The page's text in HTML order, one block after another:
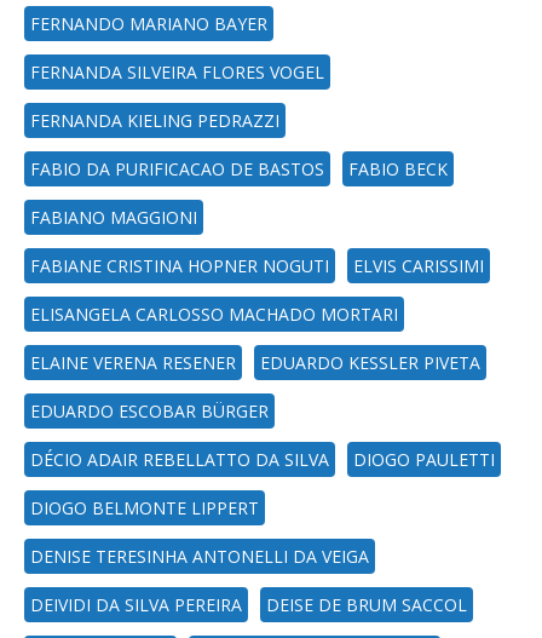
FERNANDO MARIANO BAYER
FERNANDA SILVEIRA FLORES VOGEL
FERNANDA KIELING PEDRAZZI
FABIO DA PURIFICACAO DE BASTOS FABIO BECK
FABIANO MAGGIONI
FABIANE CRISTINA HOPNER NOGUTI ELVIS CARISSIMI
ELISANGELA CARLOSSO MACHADO MORTARI
ELAINE VERENA RESENER EDUARDO KESSLER PIVETA
EDUARDO ESCOBAR BÜRGER
DÉCIO ADAIR REBELLATTO DA SILVA DIOGO PAULETTI
DIOGO BELMONTE LIPPERT
DENISE TERESINHA ANTONELLI DA VEIGA
DEIVIDI DA SILVA PEREIRA DEISE DE BRUM SACCOL